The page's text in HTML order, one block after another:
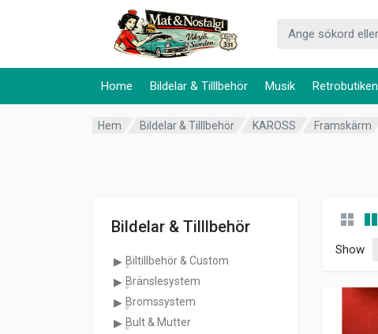
Home Bildelar & Tilllbehör Musik Retrobutiken
Hem Bildelar & Tilllbehör KAROSS Framskärm
Bildelar & Tilllbehör
Biltillbehör & Custom
Bränslesystem
Bromssystem
Bult & Mutter
Show